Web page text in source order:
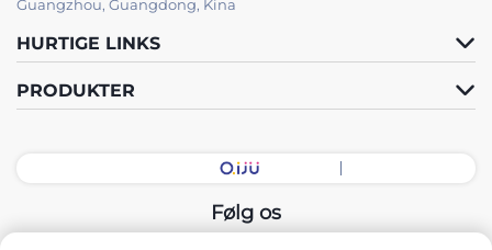
Guangzhou, Guangdong, Kina
HURTIGE LINKS
PRODUKTER
Følg os